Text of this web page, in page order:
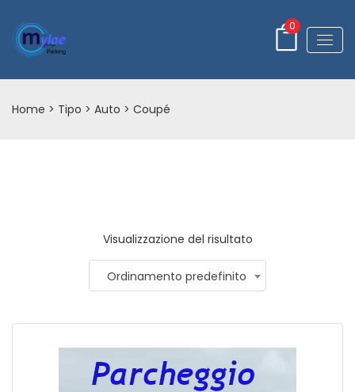
0
Home > Tipo > Auto > Coupé
Visualizzazione del risultato
Ordinamento predefinito